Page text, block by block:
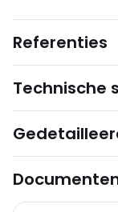
Referenties
Technische